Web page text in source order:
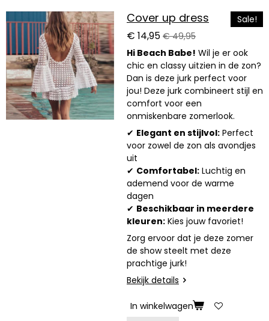
Sale!
Cover up dress
€ 14,95 € 49,95
Hi Beach Babe! Wil je er ook
chic en classy uitzien in de zon?
Dan is deze jurk perfect voor
jou! Deze jurk combineert stijl en
comfort voor een
onmiskenbare zomerlook.
✔ Elegant en stijlvol: Perfect
voor zowel de zon als avondjes
uit
✔ Comfortabel: Luchtig en
ademend voor de warme
dagen
✔ Beschikbaar in meerdere
kleuren: Kies jouw favoriet!
Zorg ervoor dat je deze zomer
de show steelt met deze
prachtige jurk!
Bekijk details
In winkelwagen